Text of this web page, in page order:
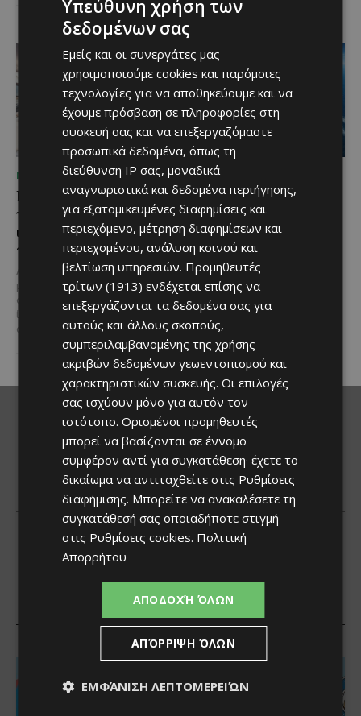
ΜΈΝΟΥΜΕ ΕΝΗΜΕΡΩΜΈΝΟΙ
Η Mercedes-Benz
γιορτάζει έναν αιώνα
ιστορίας και κοιτάζει
προς το μέλλον
Λίγες αυτοκινητοβιομηχανίες
μπορούν να ισχυριστούν ότι το
όνομά τους έγινε συνώνυμο της
ίδιας της ιστορίας του
αυτοκινήτου. Η...
ΜΈΝΟΥΜΕ ΕΝΗΜΕΡΩΜΈΝΟΙ
Ο τουρισμός ως εθνική
υπόθεση
Του Γιάννου Πανταζή* Είναι κοινή
πεποίθηση ότι ο τουρισμός
αποτελεί μία από τις
σημαντικότερες βιομηχανίες της
Κύπρου και διαχρονικά...
Υπεύθυνη χρήση των
δεδομένων σας
Εμείς και οι συνεργάτες μας
χρησιμοποιούμε cookies και παρόμοιες
τεχνολογίες για να αποθηκεύουμε και να
έχουμε πρόσβαση σε πληροφορίες στη
συσκευή σας και να επεξεργαζόμαστε
προσωπικά δεδομένα, όπως τη
διεύθυνση IP σας, μοναδικά
αναγνωριστικά και δεδομένα περιήγησης,
για εξατομικευμένες διαφημίσεις και
περιεχόμενο, μέτρηση διαφημίσεων και
περιεχομένου, ανάλυση κοινού και
βελτίωση υπηρεσιών. Προμηθευτές
τρίτων (1913) ενδέχεται επίσης να
επεξεργάζονται τα δεδομένα σας για
αυτούς και άλλους σκοπούς,
συμπεριλαμβανομένης της χρήσης
ακριβών δεδομένων γεωεντοπισμού και
χαρακτηριστικών συσκευής. Οι επιλογές
σας ισχύουν μόνο για αυτόν τον
ιστότοπο. Ορισμένοι προμηθευτές
μπορεί να βασίζονται σε έννομο
συμφέρον αντί για συγκατάθεση· έχετε το
δικαίωμα να αντιταχθείτε στις Ρυθμίσεις
διαφήμισης. Μπορείτε να ανακαλέσετε τη
συγκατάθεσή σας οποιαδήποτε στιγμή
στις Ρυθμίσεις cookies. Πολιτική
Απορρήτου
ΑΠΟΔΟΧΉ ΌΛΩΝ
ΑΠΌΡΡΙΨΗ ΌΛΩΝ
ΕΜΦΆΝΙΣΗ ΛΕΠΤΟΜΕΡΕΙΏΝ